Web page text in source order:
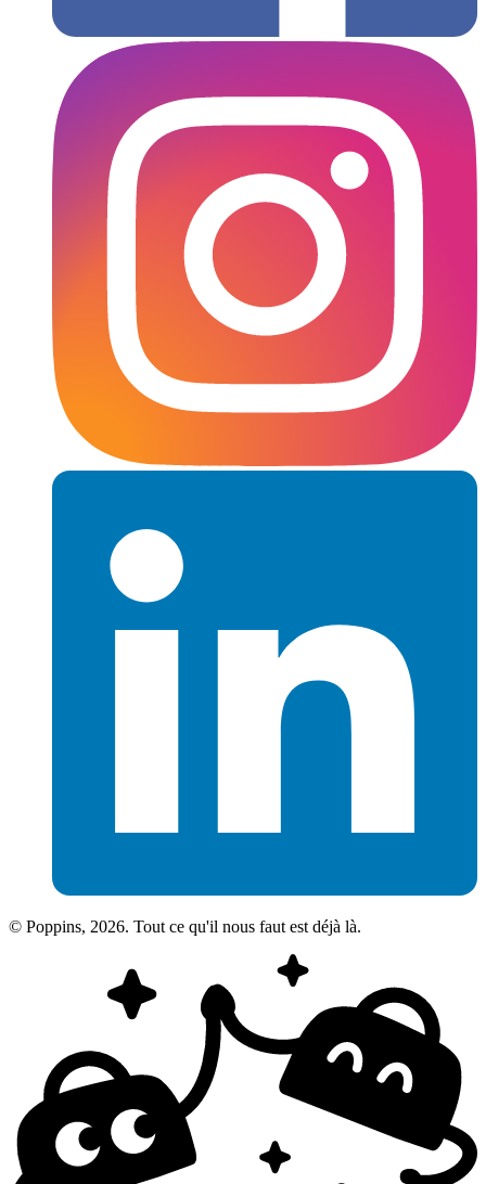
© Poppins, 2026. Tout ce qu'il nous faut est déjà là.